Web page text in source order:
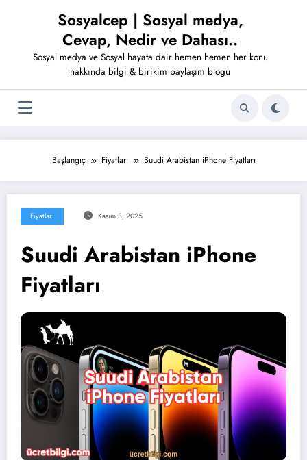
Sosyalcep | Sosyal medya,
Cevap, Nedir ve Dahası..
Sosyal medya ve Sosyal hayata dair hemen hemen her konu
hakkında bilgi & birikim paylaşım blogu
Başlangıç Fiyatları Suudi Arabistan iPhone Fiyatları
Fiyatları Kasım 3, 2025
Suudi Arabistan iPhone
Fiyatları